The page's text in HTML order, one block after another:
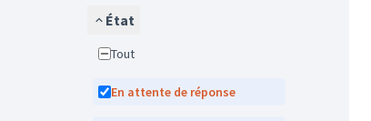
État
Tout
En attente de réponse